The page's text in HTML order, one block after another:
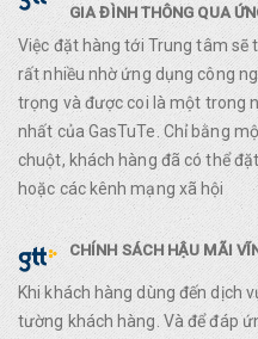
GIA ĐÌNH THÔNG QUA
Việc đặt hàng tới Trung tâm sẽ
rất nhiều nhờ ứng dụng công
trọng và được coi là một trong
nhất của GasTuTe. Chỉ bằng
chuột, khách hàng đã có thể
hoặc các kênh mạng xã hội
CHÍNH SÁCH HẬU MÃI
Khi khách hàng dùng đến dịch
tường khách hàng. Và để đáp